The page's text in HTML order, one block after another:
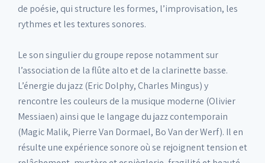
de poésie, qui structure les formes, l’improvisation, les
rythmes et les textures sonores.
Le son singulier du groupe repose notamment sur
l’association de la flûte alto et de la clarinette basse.
L’énergie du jazz (Eric Dolphy, Charles Mingus) y
rencontre les couleurs de la musique moderne (Olivier
Messiaen) ainsi que le langage du jazz contemporain
(Magic Malik, Pierre Van Dormael, Bo Van der Werf). Il en
résulte une expérience sonore où se rejoignent tension et